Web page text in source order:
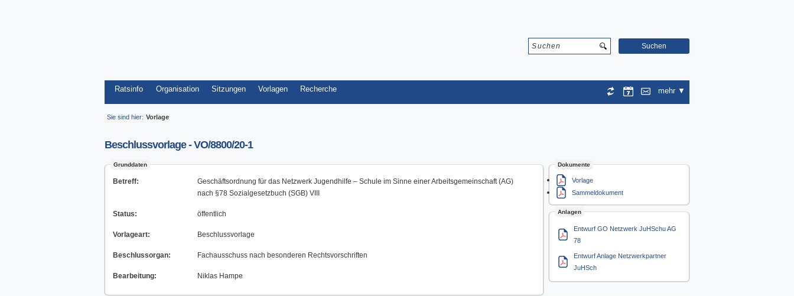
Suchen
Ratsinfo Organisation Sitzungen Vorlagen Recherche mehr
Sie sind hier: Vorlage
Beschlussvorlage - VO/8800/20-1
Grunddaten
Betreff:
Geschäftsordnung für das Netzwerk Jugendhilfe – Schule im Sinne einer Arbeitsgemeinschaft (AG)
nach §78 Sozialgesetzbuch (SGB) VIII
Status: öffentlich
Vorlageart: Beschlussvorlage
Beschlussorgan: Fachausschuss nach besonderen Rechtsvorschriften
Bearbeitung: Niklas Hampe
Dokumente
Vorlage
Sammeldokument
Anlagen
Entwurf GO Netzwerk JuHSchu AG
78
Entwurf Anlage Netzwerkpartner
JuHSch